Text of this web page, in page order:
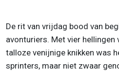
De rit van vrijdag bood van
avonturiers. Met vier hellingen
talloze venijnige knikken was
sprinters, maar niet zwaar